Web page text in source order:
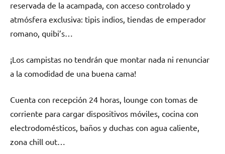
reservada de la acampada, con acceso controlado y
atmósfera exclusiva: tipis indios, tiendas de emperador
romano, quibi’s…
¡Los campistas no tendrán que montar nada ni renunciar
a la comodidad de una buena cama!
Cuenta con recepción 24 horas, lounge con tomas de
corriente para cargar dispositivos móviles, cocina con
electrodomésticos, baños y duchas con agua caliente,
zona chill out…